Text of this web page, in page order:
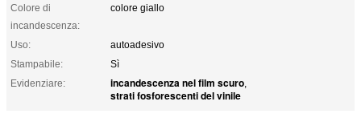
Colore di
incandescenza:
colore giallo
Uso:
autoadesivo
Stampabile:
Sì
Evidenziare:
incandescenza nel film scuro,
strati fosforescenti del vinile